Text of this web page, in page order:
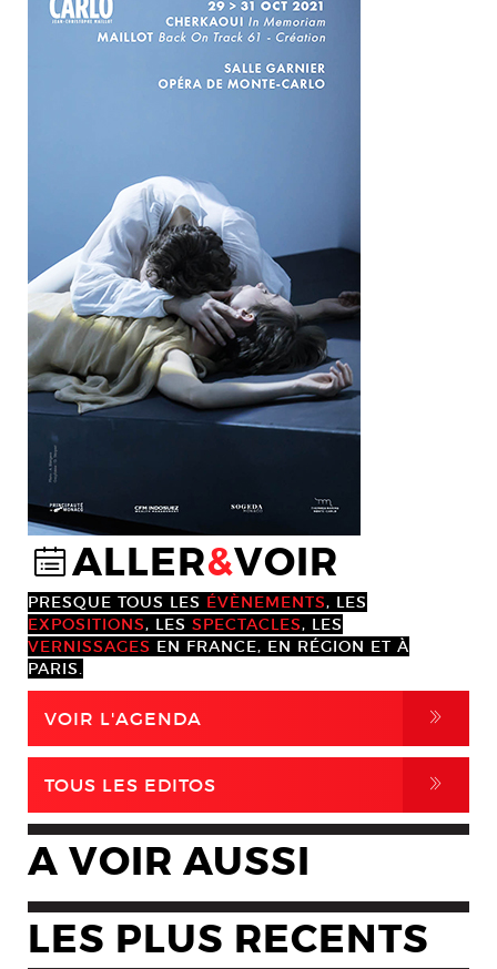
@ALLER&VOIR
PRESQUE TOUS LES ÉVÈNEMENTS, LES
EXPOSITIONS, LES SPECTACLES, LES
VERNISSAGES EN FRANCE, EN RÉGION ET À
PARIS.
VOIR L'AGENDA ,
TOUS LES EDITOS ,
A VOIR AUSSI
LES PLUS RECENTS